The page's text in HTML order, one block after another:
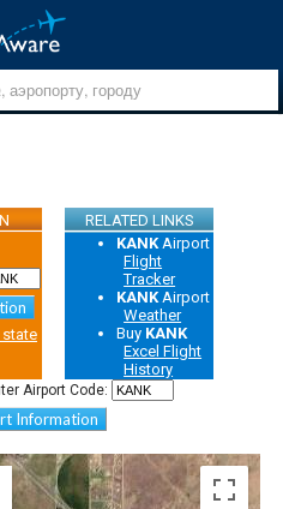
RELATED LINKS
KANK Airport
Flight
Tracker
KANK Airport
Weather
Buy KANK
Excel Flight
History
Airport Code:
Information